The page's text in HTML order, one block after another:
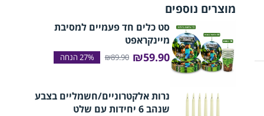
מוצרים נוספים
סט כלים חד פעמיים למסיבת
מיינקראפט
₪59.90
₪89.90
נרות אלקטרוניים/חשמליים בצבע
שנהב 6 יחידות עם שלט